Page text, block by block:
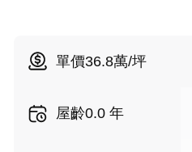
單價36.8萬/坪
屋齡0.0 年